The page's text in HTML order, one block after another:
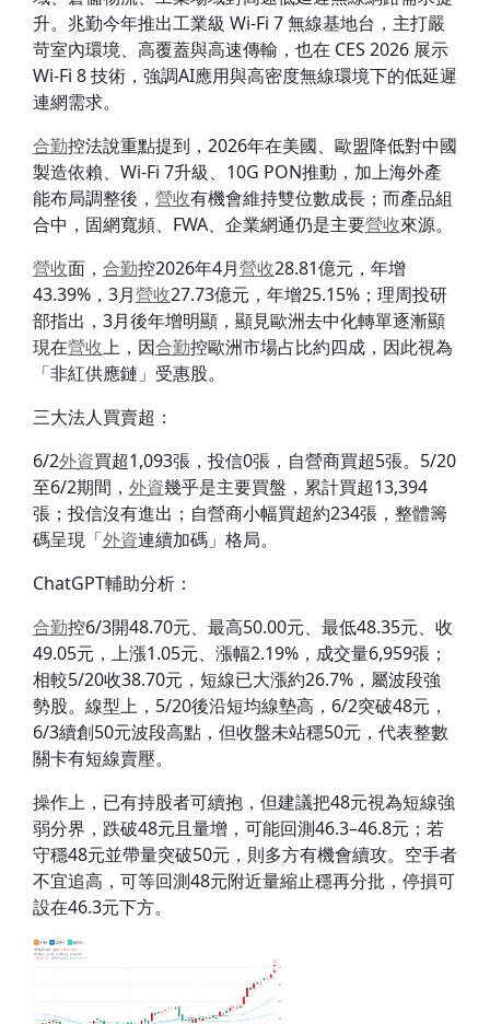
升。兆勤今年推出工業級 Wi-Fi 7 無線基地台，主打嚴
苛室內環境、高覆蓋與高速傳輸，也在 CES 2026 展示
Wi-Fi 8 技術，強調AI應用與高密度無線環境下的低延遲
連網需求。
合勤控法說重點提到，2026年在美國、歐盟降低對中國
製造依賴、Wi-Fi 7升級、10G PON推動，加上海外產
能布局調整後， 營收有機會維持雙位數成長；而產品組
合中，固網寬頻、FWA、企業網通仍是主要營收來源。
營收面， 合勤控2026年4月營收28.81億元，年增
43.39%，3月營收27.73億元，年增25.15%；理周投研
部指出，3月後年增明顯，顯見歐洲去中化轉單逐漸顯
現在營收上，因合勤控歐洲市場占比約四成，因此視為
「非紅供應鏈」受惠股。
三大法人買賣超：
6/2外資買超1,093張，投信0張，自營商買超5張。5/20
至6/2期間， 外資幾乎是主要買盤，累計買超13,394
張；投信沒有進出；自營商小幅買超約234張，整體籌
碼呈現「外資連續加碼」格局。
ChatGPT輔助分析：
合勤控6/3開48.70元、最高50.00元、最低48.35元、收
49.05元，上漲1.05元、漲幅2.19%，成交量6,959張；
相較5/20收38.70元，短線已大漲約26.7%，屬波段強
勢股。線型上，5/20後沿短均線墊高，6/2突破48元，
6/3續創50元波段高點，但收盤未站穩50元，代表整數
關卡有短線賣壓。
操作上，已有持股者可續抱，但建議把48元視為短線強
弱分界，跌破48元且量增，可能回測46.3–46.8元；若
守穩48元並帶量突破50元，則多方有機會續攻。空手者
不宜追高，可等回測48元附近量縮止穩再分批，停損可
設在46.3元下方。